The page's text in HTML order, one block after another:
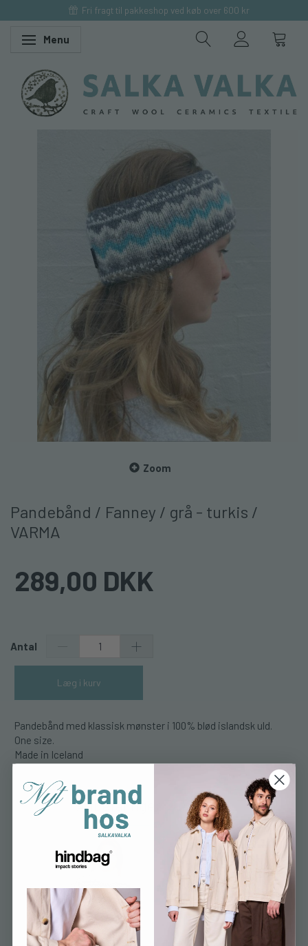
Fri fragt til pakkeshop ved køb over 600 kr
Skifte navigation
Menu
Zoom
Pandebånd / Fanney / grå - turkis /
VARMA
289,00 DKK
Antal
Læg i kurv
Pandebånd med klassisk mønster i 100% blød islandsk uld.
One size.
Made in Iceland
Anbefalinger